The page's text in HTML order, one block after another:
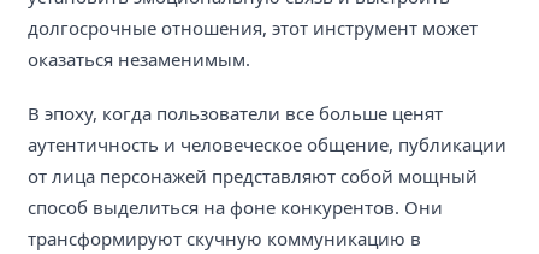
долгосрочные отношения, этот инструмент может
оказаться незаменимым.
В эпоху, когда пользователи все больше ценят
аутентичность и человеческое общение, публикации
от лица персонажей представляют собой мощный
способ выделиться на фоне конкурентов. Они
трансформируют скучную коммуникацию в